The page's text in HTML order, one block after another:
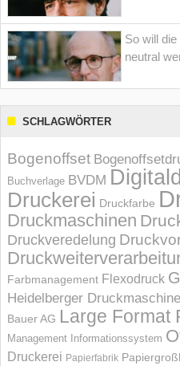
So will
neutral
SCHLAGWÖRTER
Bogenoffset
Buchverlage BVDM
Druckerei Druckfarbe
Druckmaschinen
Druckveredelung
Farbmanagement Flexodruck
Heidelberger
Bauer AG Large Format
Management Informations­system
Druckerei Papierfabrik